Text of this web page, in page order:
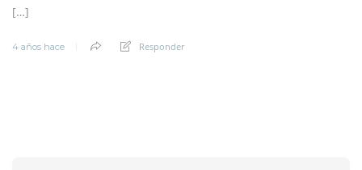
[…]
4 años hace Responder